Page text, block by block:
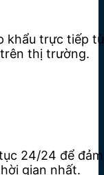
khẩu trực tiếp từ
thị trường.
24/24 để đảm
gian nhất.